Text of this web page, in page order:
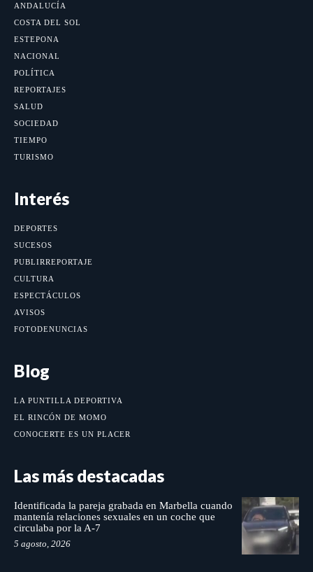
ANDALUCÍA
COSTA DEL SOL
ESTEPONA
NACIONAL
POLÍTICA
REPORTAJES
SALUD
SOCIEDAD
TIEMPO
TURISMO
Interés
DEPORTES
SUCESOS
PUBLIRREPORTAJE
CULTURA
ESPECTÁCULOS
AVISOS
FOTODENUNCIAS
Blog
LA PUNTILLA DEPORTIVA
EL RINCÓN DE MOMO
CONOCERTE ES UN PLACER
Las más destacadas
Identificada la pareja grabada en Marbella cuando
mantenía relaciones sexuales en un coche que
circulaba por la A-7
5 agosto, 2026